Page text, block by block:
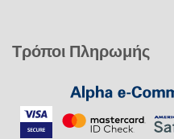
Τρόποι Πληρωμής